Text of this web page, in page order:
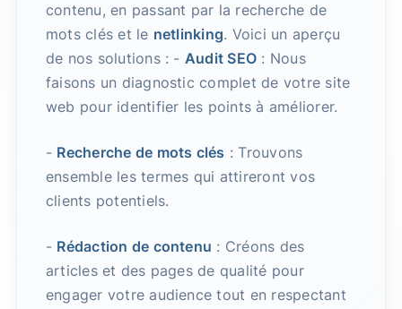
contenu, en passant par la recherche de
mots clés et le netlinking. Voici un aperçu
de nos solutions : - Audit SEO : Nous
faisons un diagnostic complet de votre site
web pour identifier les points à améliorer.
- Recherche de mots clés : Trouvons
ensemble les termes qui attireront vos
clients potentiels.
- Rédaction de contenu : Créons des
articles et des pages de qualité pour
engager votre audience tout en respectant